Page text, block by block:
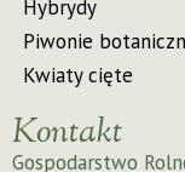
Hybrydy
Piwonie
Kwiaty cięte
Kontakt
Gospodarstwo